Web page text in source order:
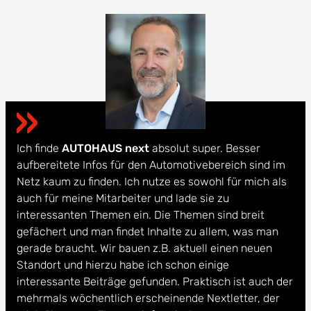
Ich finde AUTOHAUS next absolut super. Besser
aufbereitete Infos für den Automotivebereich sind im
Netz kaum zu finden. Ich nutze es sowohl für mich als
auch für meine Mitarbeiter und lade sie zu
interessanten Themen ein. Die Themen sind breit
gefächert und man findet Inhalte zu allem, was man
gerade braucht. Wir bauen z.B. aktuell einen neuen
Standort und hierzu habe ich schon einige
interessante Beiträge gefunden. Praktisch ist auch der
mehrmals wöchentlich erscheinende Nextletter, der